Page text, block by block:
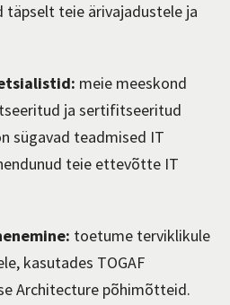
täpselt teie ärivajadustele ja
meie meeskond
ja sertifitseeritud
sügavad teadmised IT
teie ettevõtte IT
toetume terviklikule
kasutades TOGAF
Architecture põhimõtteid.